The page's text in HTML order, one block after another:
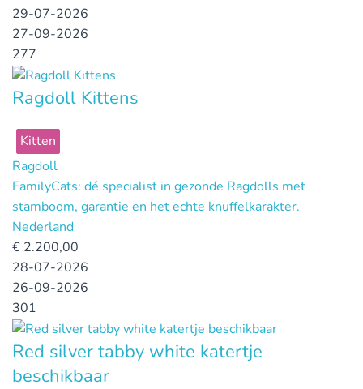
29-07-2026
27-09-2026
277
Ragdoll Kittens
Kitten
Ragdoll
FamilyCats: dé specialist in gezonde Ragdolls met
stamboom, garantie en het echte knuffelkarakter.
Nederland
€ 2.200,00
28-07-2026
26-09-2026
301
Red silver tabby white katertje
beschikbaar